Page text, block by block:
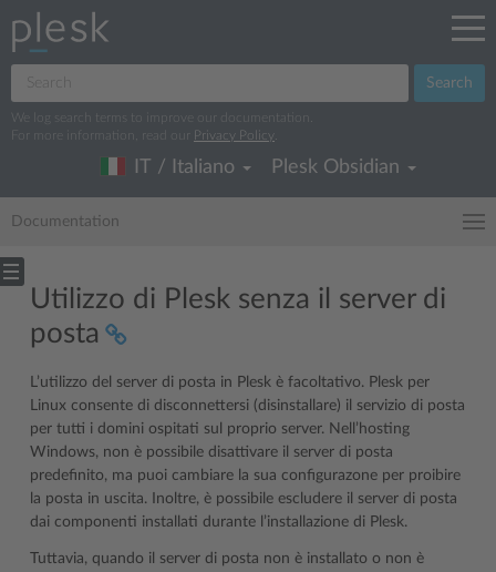
Search
We log search terms to improve our documentation.
For more information, read our
Privacy Policy
IT / Italiano Plesk Obsidian
Documentation
Utilizzo di Plesk senza il server di
posta
L’utilizzo del server di posta in Plesk è facoltativo. Plesk per
Linux consente di disconnettersi (disinstallare) il servizio di posta
per tutti i domini ospitati sul proprio server. Nell’hosting
Windows, non è possibile disattivare il server di posta
predefinito, ma puoi cambiare la sua configurazone per proibire
la posta in uscita. Inoltre, è possibile escludere il server di posta
dai componenti installati durante l’installazione di Plesk.
Tuttavia, quando il server di posta non è installato o non è